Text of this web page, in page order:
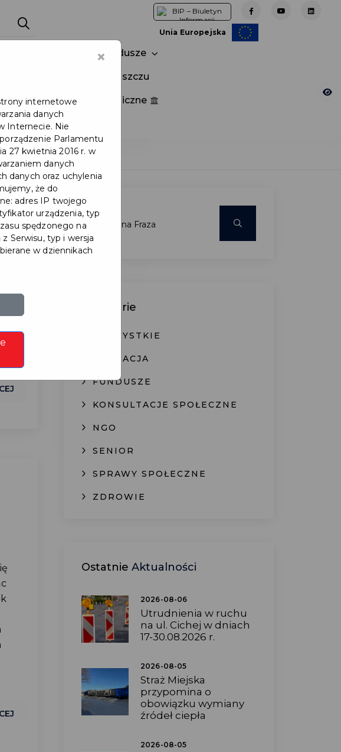
Unia Europejska
Fundusze
Zainwestuj w Pruszczu
Zamówienia publiczne
Kategorie
WSZYSTKIE
EDUKACJA
FUNDUSZE
KONSULTACJE SPOŁECZNE
NGO
SENIOR
SPRAWY SPOŁECZNE
ZDROWIE
Ostatnie Aktualności
2026-08-06
Utrudnienia w ruchu
na ul. Cichej w dniach
17-30.08.2026 r.
2026-08-05
Straż Miejska
przypomina o
obowiązku wymiany
źródeł ciepła
2026-08-05
×
internetowe
danych
Internecie. Nie
Parlamentu
27 kwietnia 2016 r. w
danych
danych oraz uchylenia
że do
adres IP twojego
urządzenia, typ
spędzonego na
Serwisu, typ i wersja
w dziennikach